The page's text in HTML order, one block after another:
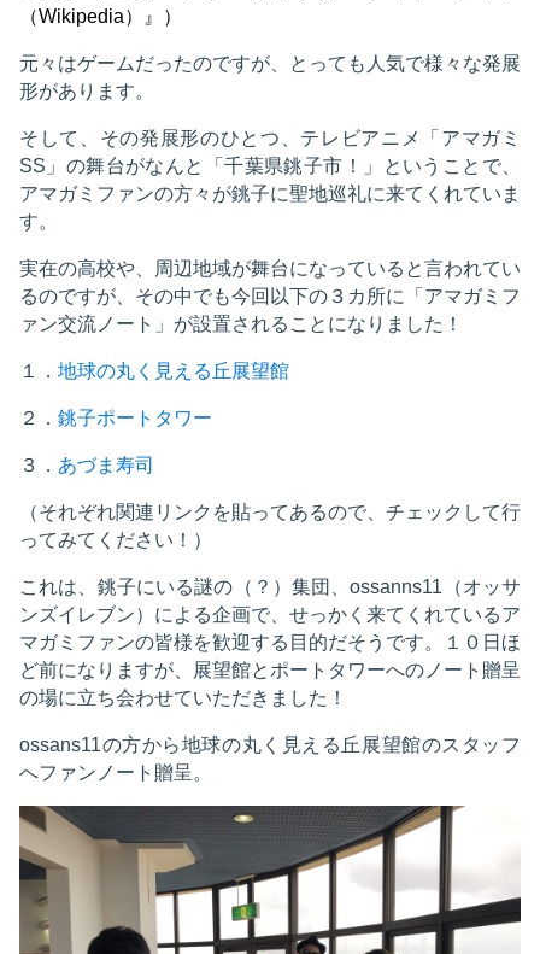
（Wikipedia）』）
元々はゲームだったのですが、とっても人気で様々な発展
形があります。
そして、その発展形のひとつ、テレビアニメ「アマガミ
SS」の舞台がなんと「千葉県銚子市！」ということで、
アマガミファンの方々が銚子に聖地巡礼に来てくれていま
す。
実在の高校や、周辺地域が舞台になっていると言われてい
るのですが、その中でも今回以下の３カ所に「アマガミフ
ァン交流ノート」が設置されることになりました！
１． 地球の丸く見える丘展望館
２． 銚子ポートタワー
３． あづま寿司
（それぞれ関連リンクを貼ってあるので、チェックして行
ってみてください！）
これは、銚子にいる謎の（？）集団、ossanns11（オッサ
ンズイレブン）による企画で、せっかく来てくれているア
マガミファンの皆様を歓迎する目的だそうです。１０日ほ
ど前になりますが、展望館とポートタワーへのノート贈呈
の場に立ち会わせていただきました！
ossans11の方から地球の丸く見える丘展望館のスタッフ
へファンノート贈呈。